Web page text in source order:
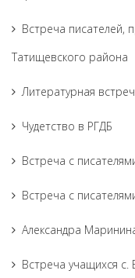
Встреча писателей,
Татищевского района
Литературная
Чудетство в РГДБ
Встреча с
Встреча с
Александра
Встреча учащихся с.